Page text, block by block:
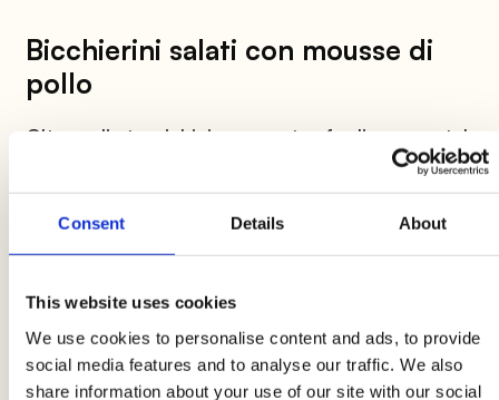
Consent Details About
This website uses cookies
We use cookies to personalise content and ads, to provide
social media features and to analyse our traffic. We also
share information about your use of our site with our social
Bicchierini salati con mousse di
pollo
Oltre agli stuzzichini con pasta sfoglia e wurstel​,
chiaramente ci sono anche ulteriori idee capaci
di conquistare i propri ospiti. Un esempio? I
bicchierini salati con mousse di
, un
antipasto elegante e versatile, perfetto per
arricchire la tavola delle feste con un tocco di
Per realizzarli, frulla tre etti dipollocotto con